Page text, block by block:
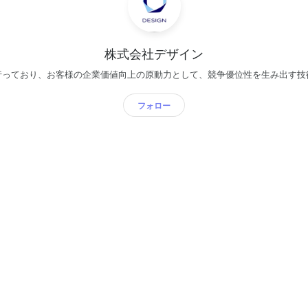
株式会社デザイン
ており、お客様の企業価値向上の原動力として、競争優位性を生み出す
フォロー